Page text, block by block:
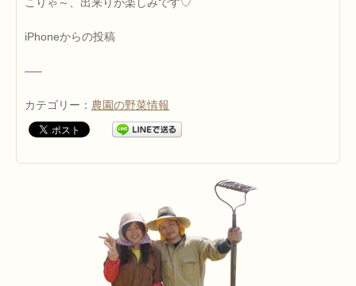
iPhoneからの投稿
—–
カテゴリー： 農園の野菜情報